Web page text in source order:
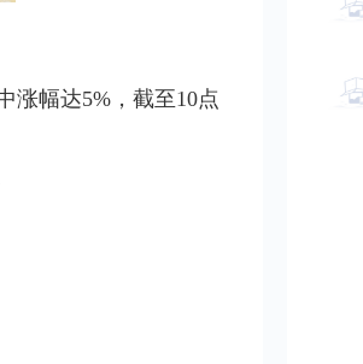
涨幅达5%，截至10点